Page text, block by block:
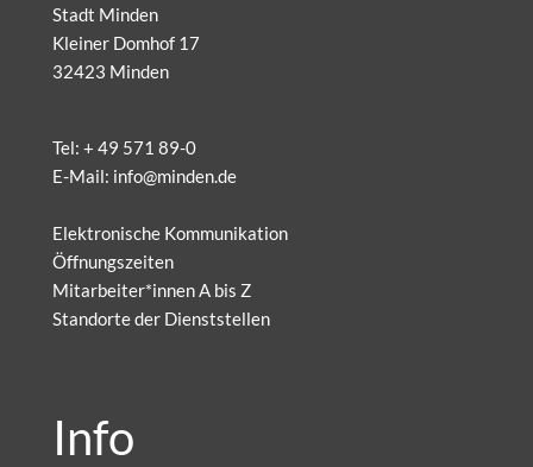
Stadt Minden
Kleiner Domhof 17
32423 Minden
Tel: + 49 571 89-0
E-Mail: info@minden.de
Elektronische Kommunikation
Öffnungszeiten
Mitarbeiter*innen A bis Z
Standorte der Dienststellen
Info